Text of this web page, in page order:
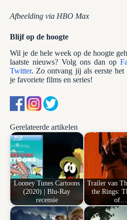
Afbeelding via HBO Max
Blijf op de hoogte
Wil je de hele week op de hoogte
laatste nieuws? Volg ons dan op
Twitter. Zo ontvang jij als eerste het
je favoriete films en series!
Gerelateerde artikelen
Looney Tunes Cartoons
(2020) | Blu-Ray
recensie
Trailer van
the Rings:
of…